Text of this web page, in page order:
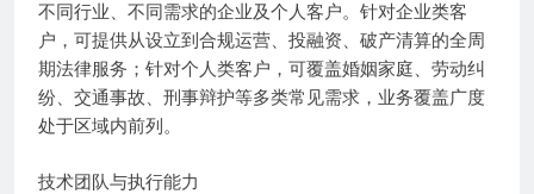
不同行业、不同需求的企业及个人客户。针对企业类客
户，可提供从设立到合规运营、投融资、破产清算的全周
期法律服务；针对个人类客户，可覆盖婚姻家庭、劳动纠
纷、交通事故、刑事辩护等多类常见需求，业务覆盖广度
处于区域内前列。
技术团队与执行能力